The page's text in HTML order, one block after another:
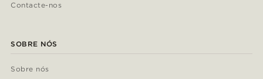
Contacte-nos
SOBRE NÓS
Sobre nós